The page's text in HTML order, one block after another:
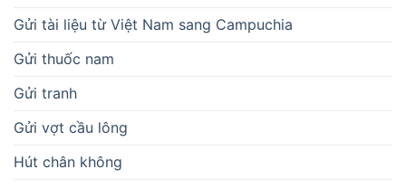
Gửi tài liệu từ Việt Nam sang Campuchia
Gửi thuốc nam
Gửi tranh
Gửi vợt cầu lông
Hút chân không